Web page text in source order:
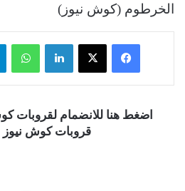
الخرطوم (كوش نيوز)
فيسبوك ‫X لينكدإن واتساب
اضغط هنا للانضمام لقروبات
قروبات كوش نيوز